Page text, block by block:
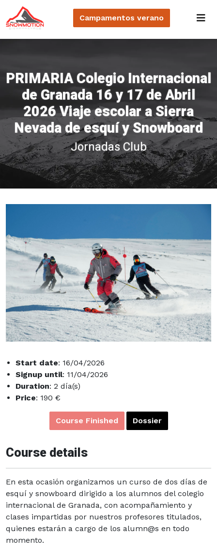
Campamentos verano
PRIMARIA Colegio Internacional
de Granada 16 y 17 de Abril
2026 Viaje escolar a Sierra
Nevada de esquí y Snowboard
Jornadas Club
Start date: 16/04/2026
Signup until: 11/04/2026
Duration: 2 día(s)
Price: 190 €
Course Finished Dossier
Course details
En esta ocasión organizamos un curso de dos días de
esquí y snowboard dirigido a los alumnos del colegio
internacional de Granada, con acompañamiento y
clases impartidas por nuestros profesores titulados,
quienes estarán a cargo de los alumn@s en todo
momento.